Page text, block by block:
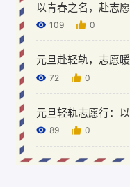
以青春之名，赴志
109 0
元旦赴轻轨，志愿
72 0
元旦轻轨志愿行：
89 0